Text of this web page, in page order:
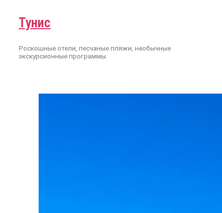
Тунис
Роскошные отели, песчаные пляжи, необычные
экскурсионные программы